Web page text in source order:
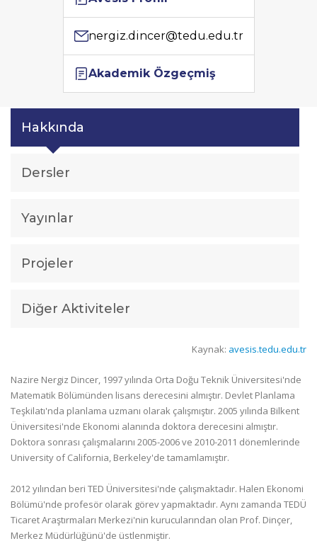
nergiz.dincer@tedu.edu.tr
Akademik Özgeçmiş
Hakkında
Dersler
Yayınlar
Projeler
Diğer Aktiviteler